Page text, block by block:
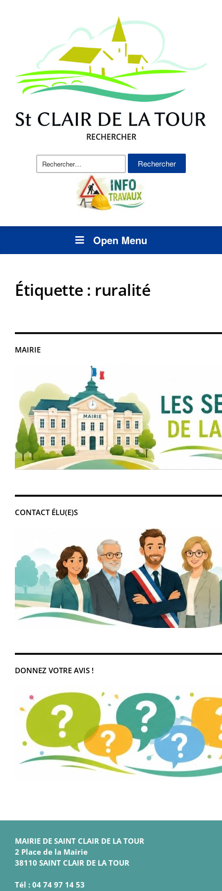
RECHERCHER
Rechercher :
Open Menu
MAIRIE
CONTACT ÉLU(E)S
DONNEZ VOTRE AVIS !
Étiquette : ruralité
MAIRIE DE SAINT CLAIR DE LA TOUR
2 Place de la Mairie
38110 SAINT CLAIR DE LA TOUR
Tél : 04 74 97 14 53